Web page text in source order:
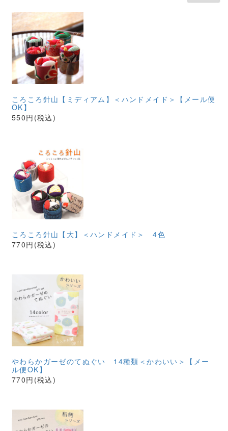
ころころ針山【ミディアム】＜ハンドメイド＞【メール便
OK】
550円(税込)
ころころ針山【大】＜ハンドメイド＞ 4色
770円(税込)
やわらかガーゼのてぬぐい 14種類＜かわいい＞【メー
ル便OK】
770円(税込)